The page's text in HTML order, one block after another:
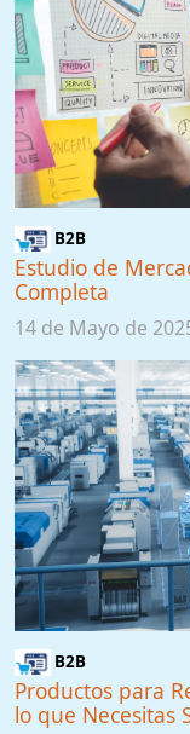
B2B
Estudio de
Completa
14 de Mayo de
B2B
Productos para
lo que Necesitas